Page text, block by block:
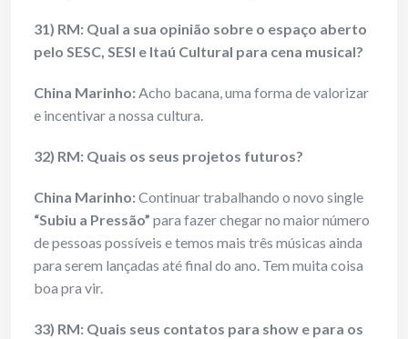
31) RM: Qual a sua opinião sobre o espaço aberto
pelo SESC, SESI e Itaú Cultural para cena musical?
China Marinho:Acho bacana, uma forma de valorizar
e incentivar a nossa cultura.
32) RM: Quais os seus projetos futuros?
China Marinho:Continuar trabalhando o novo single
“Subiu a Pressão” para fazer chegar no maior número
de pessoas possíveis e temos mais três músicas ainda
para serem lançadas até final do ano. Tem muita coisa
boa pra vir.
33) RM: Quais seus contatos para show e para os